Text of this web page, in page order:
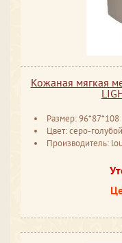
Кожаная мягкая
Размер: 96*87*108
Цвет: серо-голубой
Производитель: